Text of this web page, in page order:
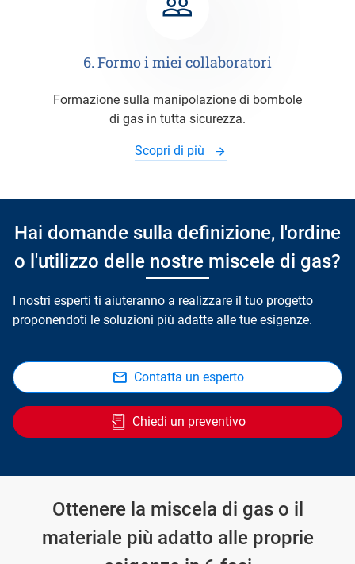
6. Formo i miei collaboratori
Formazione sulla manipolazione di bombole
di gas in tutta sicurezza.
Scopri di più
Hai domande sulla definizione, l'ordine
o l'utilizzo delle nostre miscele di gas?
I nostri esperti ti aiuteranno a realizzare il tuo progetto
proponendoti le soluzioni più adatte alle tue esigenze.
Contatta un esperto
Chiedi un preventivo
Ottenere la miscela di gas o il
materiale più adatto alle proprie